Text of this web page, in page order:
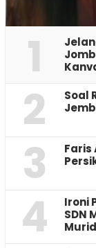
1
2
‎Soal
3
Faris
4
Ironi
SDN